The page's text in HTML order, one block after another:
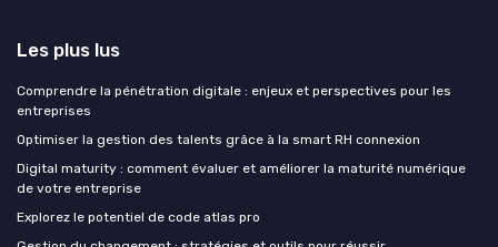
Les plus lus
Comprendre la pénétration digitale : enjeux et perspectives pour les
entreprises
Optimiser la gestion des talents grâce à la smart RH connexion
Digital maturity : comment évaluer et améliorer la maturité numérique
de votre entreprise
Explorez le potentiel de code atlas pro